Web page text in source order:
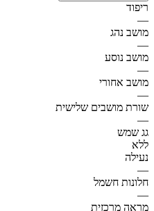
ריפוד
—
מושב נהג
—
מושב נוסע
—
מושב אחורי
—
שורת מושבים שלישית
—
גג שמש
ללא
נעילה
—
חלונות חשמל
—
מראה מרכזית